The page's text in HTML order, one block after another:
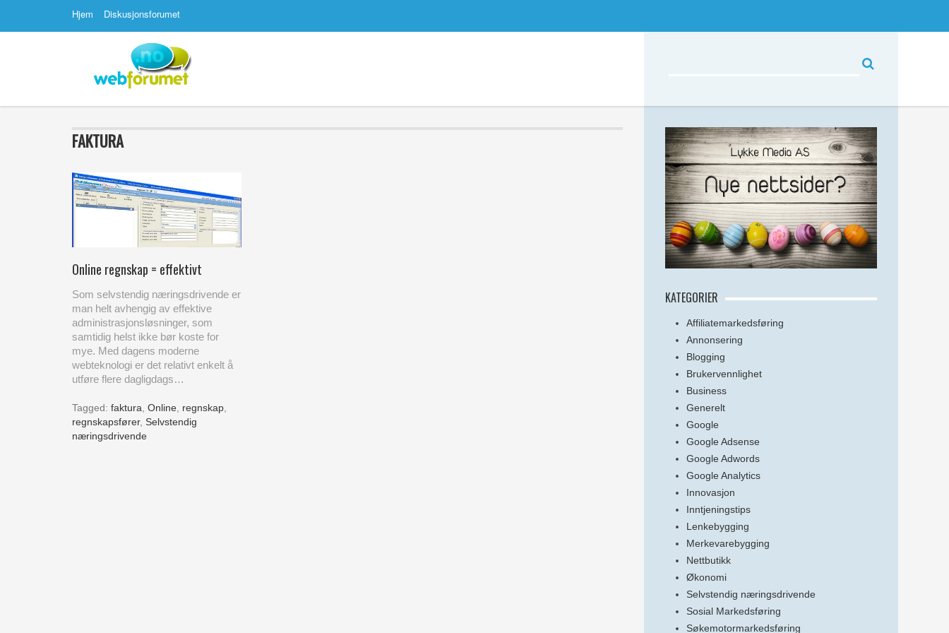
Hjem Diskusjonsforumet
FAKTURA
Online regnskap = effektivt
Som selvstendig næringsdrivende er
man helt avhengig av effektive
administrasjonsløsninger, som
samtidig helst ikke bør koste for
mye. Med dagens moderne
webteknologi er det relativt enkelt å
utføre flere dagligdags…
Tagged: faktura Online regnskap
regnskapsfører, Selvstendig
næringsdrivende
KATEGORIER
Affiliatemarkedsføring
Annonsering
Blogging
Brukervennlighet
Business
Generelt
Google
Google Adsense
Google Adwords
Google Analytics
Innovasjon
Inntjeningstips
Lenkebygging
Merkevarebygging
Nettbutikk
Økonomi
Selvstendig næringsdrivende
Sosial Markedsføring
Søkemotormarkedsføring